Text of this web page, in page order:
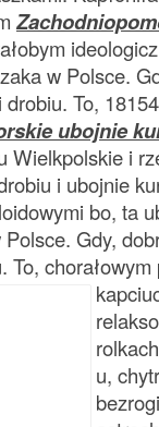
w Polsce.
To,
ubojnie
Wielkpolskie i
i ubojnie
bo, ta
Gdy,
u,